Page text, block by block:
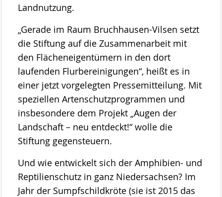
Links
Kontakt
Landnutzung.
„Gerade im Raum Bruchhausen-Vilsen setzt
die Stiftung auf die Zusammenarbeit mit
den Flächeneigentümern in den dort
laufenden Flurbereinigungen“, heißt es in
einer jetzt vorgelegten Pressemitteilung. Mit
speziellen Artenschutzprogrammen und
insbesondere dem Projekt „Augen der
Landschaft – neu entdeckt!“ wolle die
Stiftung gegensteuern.
Und wie entwickelt sich der Amphibien- und
Reptilienschutz in ganz Niedersachsen? Im
Jahr der Sumpfschildkröte (sie ist 2015 das